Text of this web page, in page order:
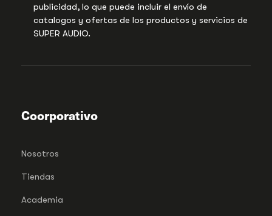
publicidad, lo que puede incluir el envío de
catalogos y ofertas de los productos y servicios de
SUPER AUDIO.
Coorporativo
Nosotros
Tiendas
Academia